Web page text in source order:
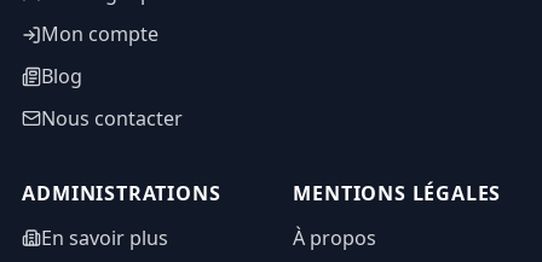
Mon compte
Blog
Nous contacter
ADMINISTRATIONS
En savoir plus
MENTIONS LÉGALES
À propos